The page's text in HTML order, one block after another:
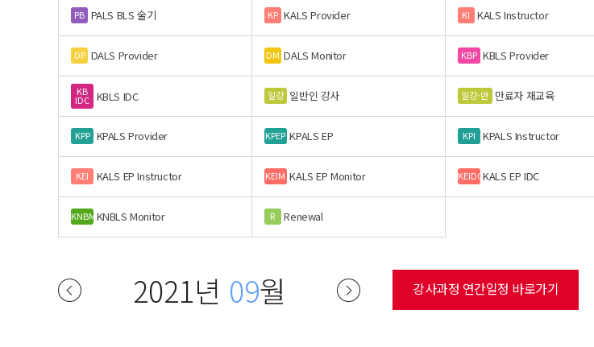
PB PALS BLS 술기 KP KALS Provider KI KALS Instructor
DP DALS Provider DM DALS Monitor KBP KBLS Provider
KB
IDC KBLS IDC 일강 일반인 강사 일강-만 만료자 재교육
KPP KPALS Provider KPEP KPALS EP KPI KPALS Instructor
KEI KALS EP Instructor KEIM KALS EP Monitor KEIDCKALS EP IDC
KNBM KNBLS Monitor R Renewal
2021년 09월 강사과정 연간일정 바로가기